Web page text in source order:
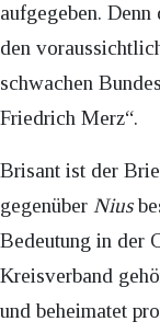
aufgegeben.
den
schwachen
Friedrich Merz“.
Brisant ist der
gegenüber Nius
Bedeutung in der
Kreisverband
und beheimatet